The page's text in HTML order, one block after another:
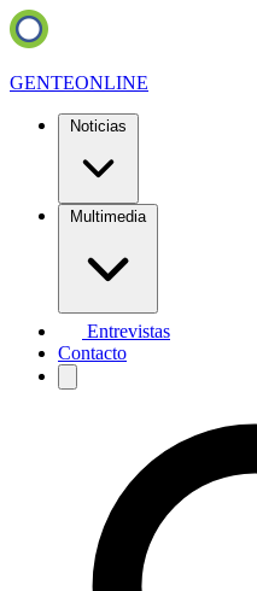
GENTEONLINE
Noticias
Multimedia
Entrevistas
Contacto